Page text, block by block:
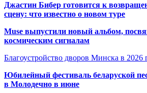
Джастин Бибер готовится к
сцену: что известно о новом туре
Muse выпустили новый альбом,
космическим сигналам
Благоустройство дворов Минска в 2026
Юбилейный фестиваль беларуской
в Молодечно в июне